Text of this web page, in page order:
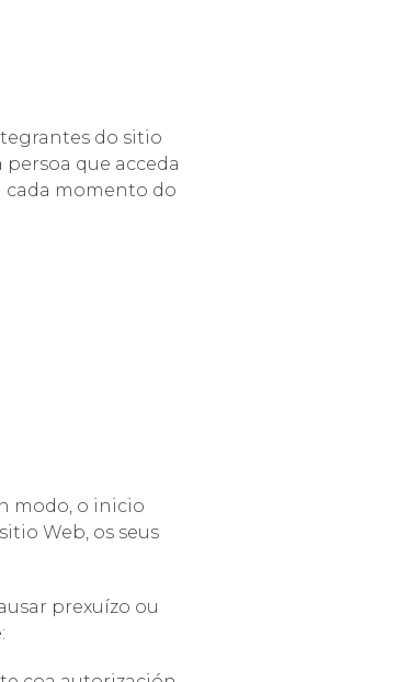
do sitio
que acceda
cada momento do
modo, o inicio
Web, os seus
prexuízo ou